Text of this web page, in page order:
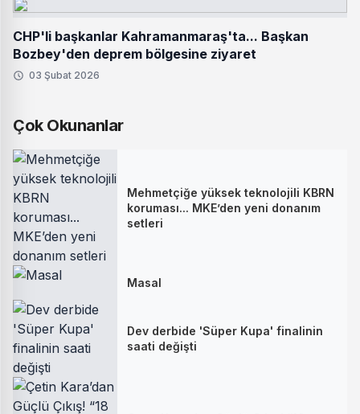
CHP'li başkanlar Kahramanmaraş'ta... Başkan
Bozbey'den deprem bölgesine ziyaret
03 Şubat 2026
Çok Okunanlar
Mehmetçiğe yüksek teknolojili KBRN
koruması... MKE’den yeni donanım
setleri
Masal
Dev derbide 'Süper Kupa' finalinin
saati değişti